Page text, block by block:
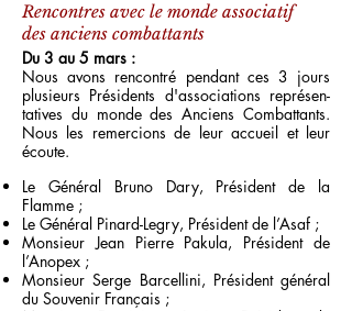
Rencontres avec le monde associatif
des anciens combattants
Du 3 au 5 mars :
Nous avons rencontré pendant ces 3 jours
plusieurs Présidents d'associations représen-
tatives du monde des Anciens Combattants.
Nous les remercions de leur accueil et leur
écoute.
Le Général Bruno Dary, Président de la
Flamme ;
Le Général Pinard-Legry, Président de l’Asaf ;
Monsieur Jean Pierre Pakula, Président de
l’Anopex ;
Monsieur Serge Barcellini, Président général
du Souvenir Français ;